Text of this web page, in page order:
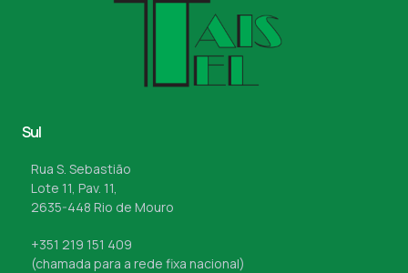
Sul
Rua S. Sebastião
Lote 11, Pav. 11,
2635-448 Rio de Mouro
+351 219 151 409
(chamada para a rede fixa nacional)